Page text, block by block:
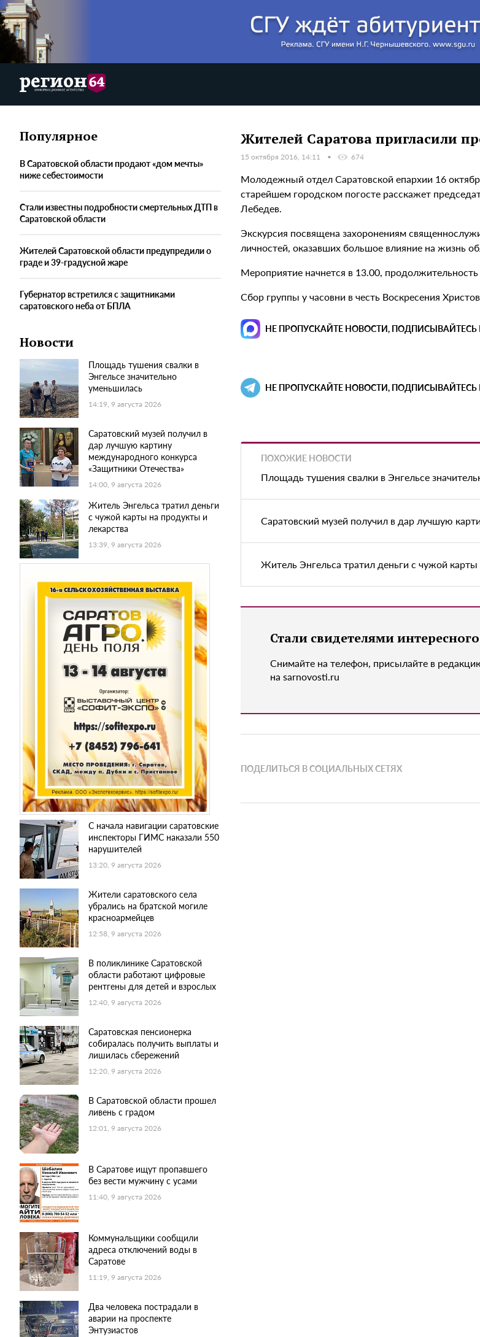
Популярное
В Саратовской области продают «дом мечты»
ниже себестоимости
Стали известны подробности смертельных ДТП в
Саратовской области
Жителей Саратовской области предупредили о
граде и 39-градусной жаре
Губернатор встретился с защитниками
саратовского неба от БПЛА
Новости
Площадь тушения свалки в
Энгельсе значительно
уменьшилась
14:19, 9 августа 2026
Саратовский музей получил в
дар лучшую картину
международного конкурса
«Защитники Отечества»
14:00, 9 августа 2026
Житель Энгельса тратил деньги
с чужой карты на продукты и
лекарства
13:39, 9 августа 2026
С начала навигации саратовские
инспекторы ГИМС наказали 550
нарушителей
13:20, 9 августа 2026
Жители саратовского села
убрались на братской могиле
красноармейцев
12:58, 9 августа 2026
В поликлинике Саратовской
области работают цифровые
рентгены для детей и взрослых
12:40, 9 августа 2026
Саратовская пенсионерка
собиралась получить выплаты и
лишилась сбережений
12:20, 9 августа 2026
В Саратовской области прошел
ливень с градом
12:01, 9 августа 2026
В Саратове ищут пропавшего
без вести мужчину с усами
11:40, 9 августа 2026
Коммунальщики сообщили
адреса отключений воды в
Саратове
11:19, 9 августа 2026
Два человека пострадали в
аварии на проспекте
Энтузиастов
Жителей Саратова пригласили
15 октября 2016, 14:11 674
Молодежный отдел Саратовской епархии 16
старейшем городском погосте расскажет
Лебедев.
Экскурсия посвящена захоронениям
личностей, оказавших большое влияние на жизнь
Мероприятие начнется в 13.00, продолжительность
Сбор группы у часовни в честь Воскресения
НЕ ПРОПУСКАЙТЕ НОВОСТИ,
НЕ ПРОПУСКАЙТЕ НОВОСТИ,
ПОХОЖИЕ НОВОСТИ
Площадь тушения свалки в Энгельсе
Саратовский музей получил в дар лучшую
Житель Энгельса тратил деньги с чужой
Стали свидетелями
Снимайте на телефон, присылайте в
на sarnovosti.ru
ПОДЕЛИТЬСЯ В СОЦИАЛЬНЫХ СЕТЯХ